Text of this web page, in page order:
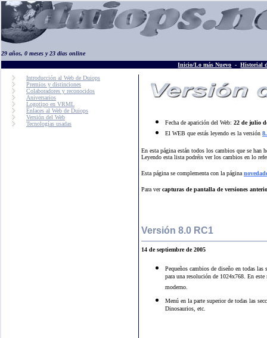
29 años, 0 meses y 23 dias online
Inicio/Lo más Nuevo -Historial
Introducción al Web de Duiops
Premios y distinciones
Colaboradores y reconocidos
Aniversarios
Logotipo en VRML
Enlaces al Web de Duiops
Versión del Web
Tecnologías usadas
Fecha de aparición del Web: 22 de julio
El WEB que estás leyendo es la versión
En esta página están todos los cambios que se han
Leyendo esta lista podréis ver los cambios en lo
Esta página se complementa con la página
Para vercapturas de pantalla de versiones
Versión 8.0 RC1
14 de septiembre de 2005
Pequeños cambios de diseño en todas las
para una resolución de 1024x768. En
moderno.
Menú en la parte superior de todas las
Dinosaurios, etc.